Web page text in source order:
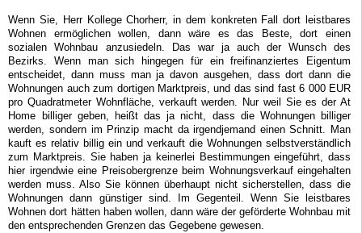
Wenn Sie, Herr Kollege Chorherr, in dem konkreten Fall dort leistbares
Wohnen ermöglichen wollen, dann wäre es das Beste, dort einen
sozialen Wohnbau anzusiedeln. Das war ja auch der Wunsch des
Bezirks. Wenn man sich hingegen für ein freifinanziertes Eigentum
entscheidet, dann muss man ja davon ausgehen, dass dort dann die
Wohnungen auch zum dortigen Marktpreis, und das sind fast 6 000 EUR
pro Quadratmeter Wohnfläche, verkauft werden. Nur weil Sie es der At
Home billiger geben, heißt das ja nicht, dass die Wohnungen billiger
werden, sondern im Prinzip macht da irgendjemand einen Schnitt. Man
kauft es relativ billig ein und verkauft die Wohnungen selbstverständlich
zum Marktpreis. Sie haben ja keinerlei Bestimmungen eingeführt, dass
hier irgendwie eine Preisobergrenze beim Wohnungsverkauf eingehalten
werden muss. Also Sie können überhaupt nicht sicherstellen, dass die
Wohnungen dann günstiger sind. Im Gegenteil. Wenn Sie leistbares
Wohnen dort hätten haben wollen, dann wäre der geförderte Wohnbau mit
den entsprechenden Grenzen das Gegebene gewesen.